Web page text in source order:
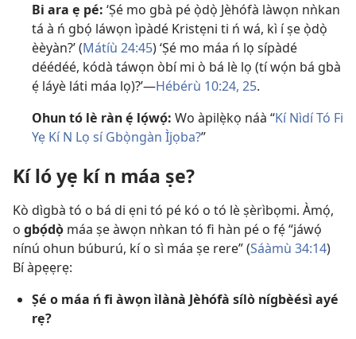
Bi ara ẹ pé: ‘Ṣé mo gbà pé ọ̀dọ̀ Jèhófà làwọn nǹkan
tá à ń gbọ́ láwọn ìpàdé Kristẹni ti ń wá, kì í ṣe ọ̀dọ̀
èèyàn?’ (Mátíù 24:45) ‘Ṣé mo máa ń lọ sípàdé
déédéé, kódà táwọn òbí mi ò bá lè lọ (tí wọ́n bá gbà
ẹ́ láyè láti máa lọ)?’​—Hébérù 10:24, 25.
Ohun tó lè ràn ẹ́ lọ́wọ́: Wo àpilẹ̀kọ náà “Kí Nìdí Tó Fi
Yẹ Kí N Lọ sí Gbọ̀ngàn Ìjọba?”
Kí ló yẹ kí n máa ṣe?
Kò dìgbà tó o bá di ẹni tó pé kó o tó lè ṣèrìbọmi. Àmọ́,
o gbọ́dọ̀ máa ṣe àwọn nǹkan tó fi hàn pé o fẹ́ “jáwọ́
nínú ohun búburú, kí o sì máa ṣe rere” (Sáàmù 34:14)
Bí àpẹẹrẹ:
Ṣé o máa ń fi àwọn ìlànà Jèhófà sílò nígbèésì ayé
rẹ?